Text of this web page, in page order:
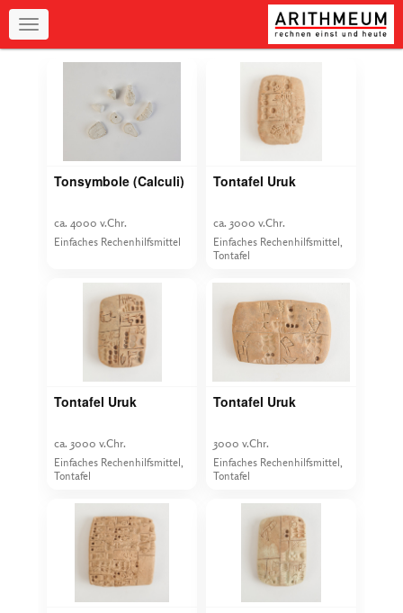
Navigation
Tonsymbole (Calculi)
ca. 4000 v.Chr.
Einfaches Rechenhilfsmittel
Tontafel Uruk
ca. 3000 v.Chr.
Einfaches Rechenhilfsmittel,
Tontafel
Tontafel Uruk
ca. 3000 v.Chr.
Einfaches Rechenhilfsmittel,
Tontafel
Tontafel Uruk
3000 v.Chr.
Einfaches Rechenhilfsmittel,
Tontafel